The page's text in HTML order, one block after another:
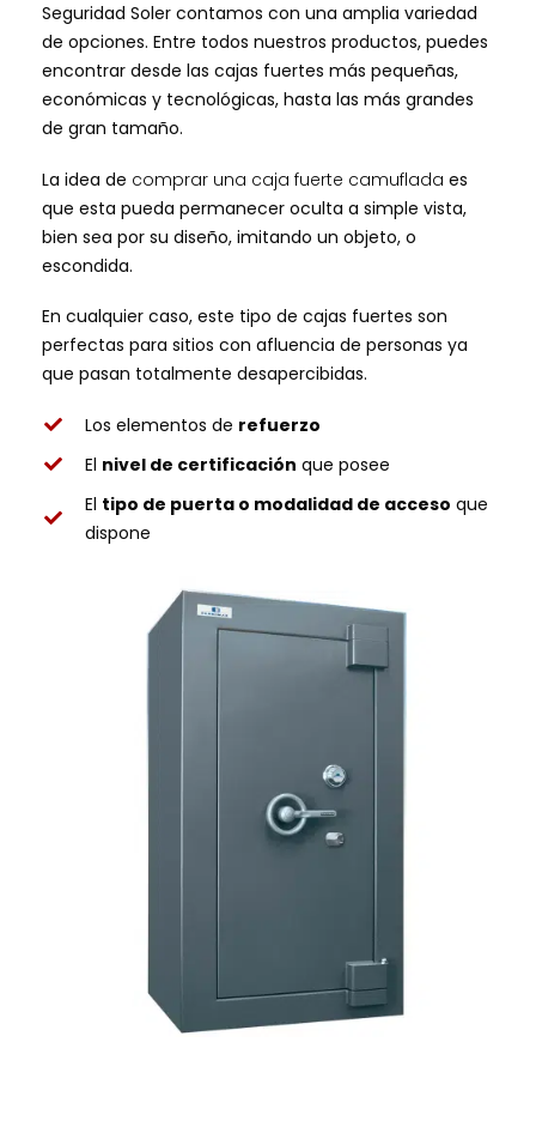
Seguridad Soler contamos con una amplia variedad
de opciones. Entre todos nuestros productos, puedes
encontrar desde las cajas fuertes más pequeñas,
económicas y tecnológicas, hasta las más grandes
de gran tamaño.
La idea de comprar una caja fuerte camuflada es
que esta pueda permanecer oculta a simple vista,
bien sea por su diseño, imitando un objeto, o
escondida.
En cualquier caso, este tipo de cajas fuertes son
perfectas para sitios con afluencia de personas ya
que pasan totalmente desapercibidas.
Los elementos de refuerzo
El nivel de certificación que posee
El tipo de puerta o modalidad de acceso que
dispone